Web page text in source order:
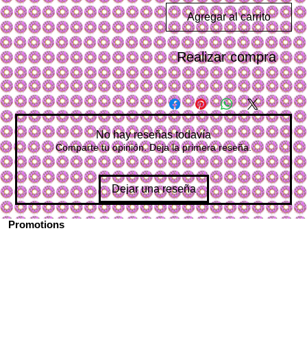
Agregar al carrito
Realizar compra
No hay reseñas todavía
Comparte tu opinión. Deja la primera reseña.
Dejar una reseña
Promotions